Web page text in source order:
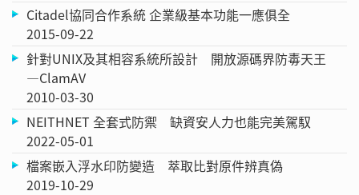
Citadel協同合作系統 企業級基本功能一應俱全
2015-09-22
針對UNIX及其相容系統所設計 開放源碼界防毒天王
—ClamAV
2010-03-30
NEITHNET 全套式防禦 缺資安人力也能完美駕馭
2022-05-01
檔案嵌入浮水印防變造 萃取比對原件辨真偽
2019-10-29